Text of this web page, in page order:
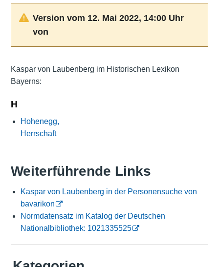
Version vom 12. Mai 2022, 14:00 Uhr
von
Kaspar von Laubenberg im Historischen Lexikon
Bayerns:
H
Hohenegg,
Herrschaft
Weiterführende Links
Kaspar von Laubenberg in der Personensuche von
bavarikon
Normdatensatz im Katalog der Deutschen
Nationalbibliothek: 1021335525